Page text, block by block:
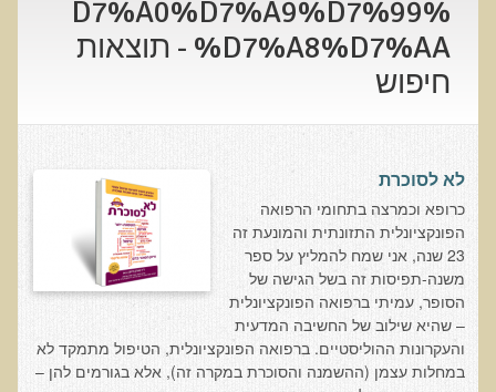
בדיקת חוסרים ומתכות כבדות Socheck
מהי רפואה פונקציונאלית טבעית?
שאלונים רפואיים פונקציונאליים
טופס קבלה לייעוץ קליני
טופס הרשמה לקבלת ייעוץ / טיפול + טופס פרטי בריאות
%D7%A0%D7%A9%D7%99
%D7%A8%D7%AA - תוצאות
חיפוש
לא לסוכרת
כרופא וכמרצה בתחומי הרפואה
הפונקציונלית התזונתית והמונעת זה
23 שנה, אני שמח להמליץ על ספר
משנה-תפיסות זה בשל הגישה של
הסופר, עמיתי ברפואה הפונקציונלית
– שהיא שילוב של החשיבה המדעית
והעקרונות ההוליסטיים. ברפואה הפונקציונלית, הטיפול מתמקד לא
במחלות עצמן (ההשמנה והסוכרת במקרה זה), אלא בגורמים להן –